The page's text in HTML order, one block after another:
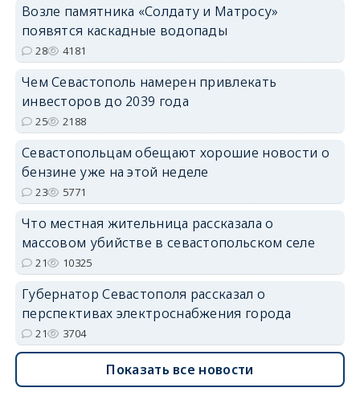
Возле памятника «Солдату и Матросу»
появятся каскадные водопады
28 4181
Чем Севастополь намерен привлекать
инвесторов до 2039 года
25 2188
Севастопольцам обещают хорошие новости о
бензине уже на этой неделе
23 5771
Что местная жительница рассказала о
массовом убийстве в севастопольском селе
21 10325
Губернатор Севастополя рассказал о
перспективах электроснабжения города
21 3704
Показать все новости